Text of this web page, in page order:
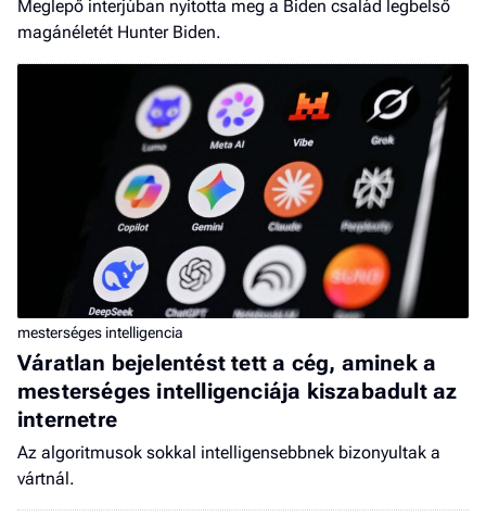
Meglepő interjúban nyitotta meg a Biden család legbelső
magánéletét Hunter Biden.
mesterséges intelligencia
Váratlan bejelentést tett a cég, aminek a
mesterséges intelligenciája kiszabadult az
internetre
Az algoritmusok sokkal intelligensebbnek bizonyultak a
vártnál.